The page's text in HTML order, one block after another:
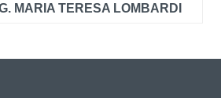
MARIA TERESA LOMBARDI